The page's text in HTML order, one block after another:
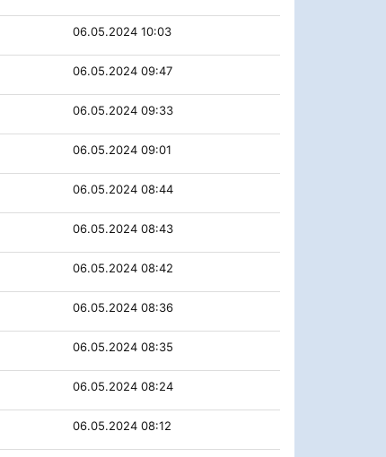
06.05.2024 10:03
06.05.2024 09:47
06.05.2024 09:33
06.05.2024 09:01
06.05.2024 08:44
06.05.2024 08:43
06.05.2024 08:42
06.05.2024 08:36
06.05.2024 08:35
06.05.2024 08:24
06.05.2024 08:12